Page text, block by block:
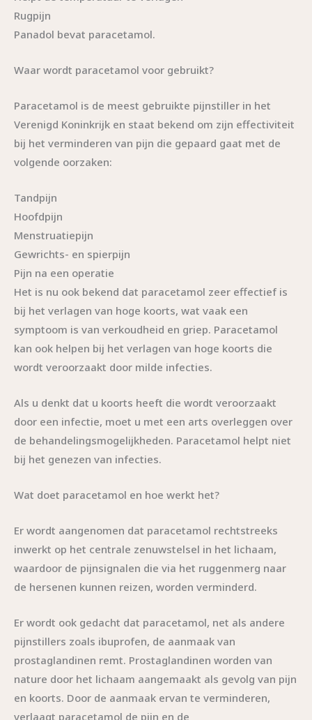
Rugpijn
Panadol bevat paracetamol.
Waar wordt paracetamol voor gebruikt?
Paracetamol is de meest gebruikte pijnstiller in het
Verenigd Koninkrijk en staat bekend om zijn effectiviteit
bij het verminderen van pijn die gepaard gaat met de
volgende oorzaken:
Tandpijn
Hoofdpijn
Menstruatiepijn
Gewrichts- en spierpijn
Pijn na een operatie
Het is nu ook bekend dat paracetamol zeer effectief is
bij het verlagen van hoge koorts, wat vaak een
symptoom is van verkoudheid en griep. Paracetamol
kan ook helpen bij het verlagen van hoge koorts die
wordt veroorzaakt door milde infecties.
Als u denkt dat u koorts heeft die wordt veroorzaakt
door een infectie, moet u met een arts overleggen over
de behandelingsmogelijkheden. Paracetamol helpt niet
bij het genezen van infecties.
Wat doet paracetamol en hoe werkt het?
Er wordt aangenomen dat paracetamol rechtstreeks
inwerkt op het centrale zenuwstelsel in het lichaam,
waardoor de pijnsignalen die via het ruggenmerg naar
de hersenen kunnen reizen, worden verminderd.
Er wordt ook gedacht dat paracetamol, net als andere
pijnstillers zoals ibuprofen, de aanmaak van
prostaglandinen remt. Prostaglandinen worden van
nature door het lichaam aangemaakt als gevolg van pijn
en koorts. Door de aanmaak ervan te verminderen,
verlaagt paracetamol de pijn en de